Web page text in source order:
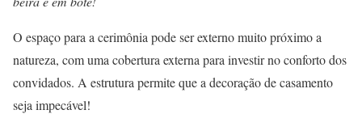
O espaço para a cerimônia pode ser externo muito próximo a
natureza, com uma cobertura externa para investir no conforto dos
convidados. A estrutura permite que a decoração de casamento
seja impecável!